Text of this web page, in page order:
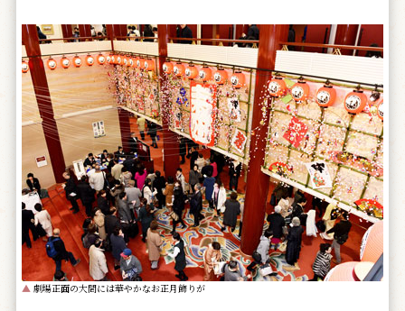
▲ 劇場正面の大間には華やかなお正月飾りが